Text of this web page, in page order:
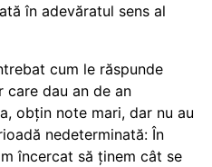
în adevăratul sens al
cum le răspunde
care dau an de an
obțin note mari, dar nu au
nedeterminată: În
încercat să ținem cât se